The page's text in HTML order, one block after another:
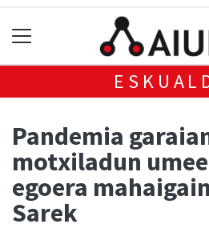
Pandemia
motxiladun
egoera
Sarek